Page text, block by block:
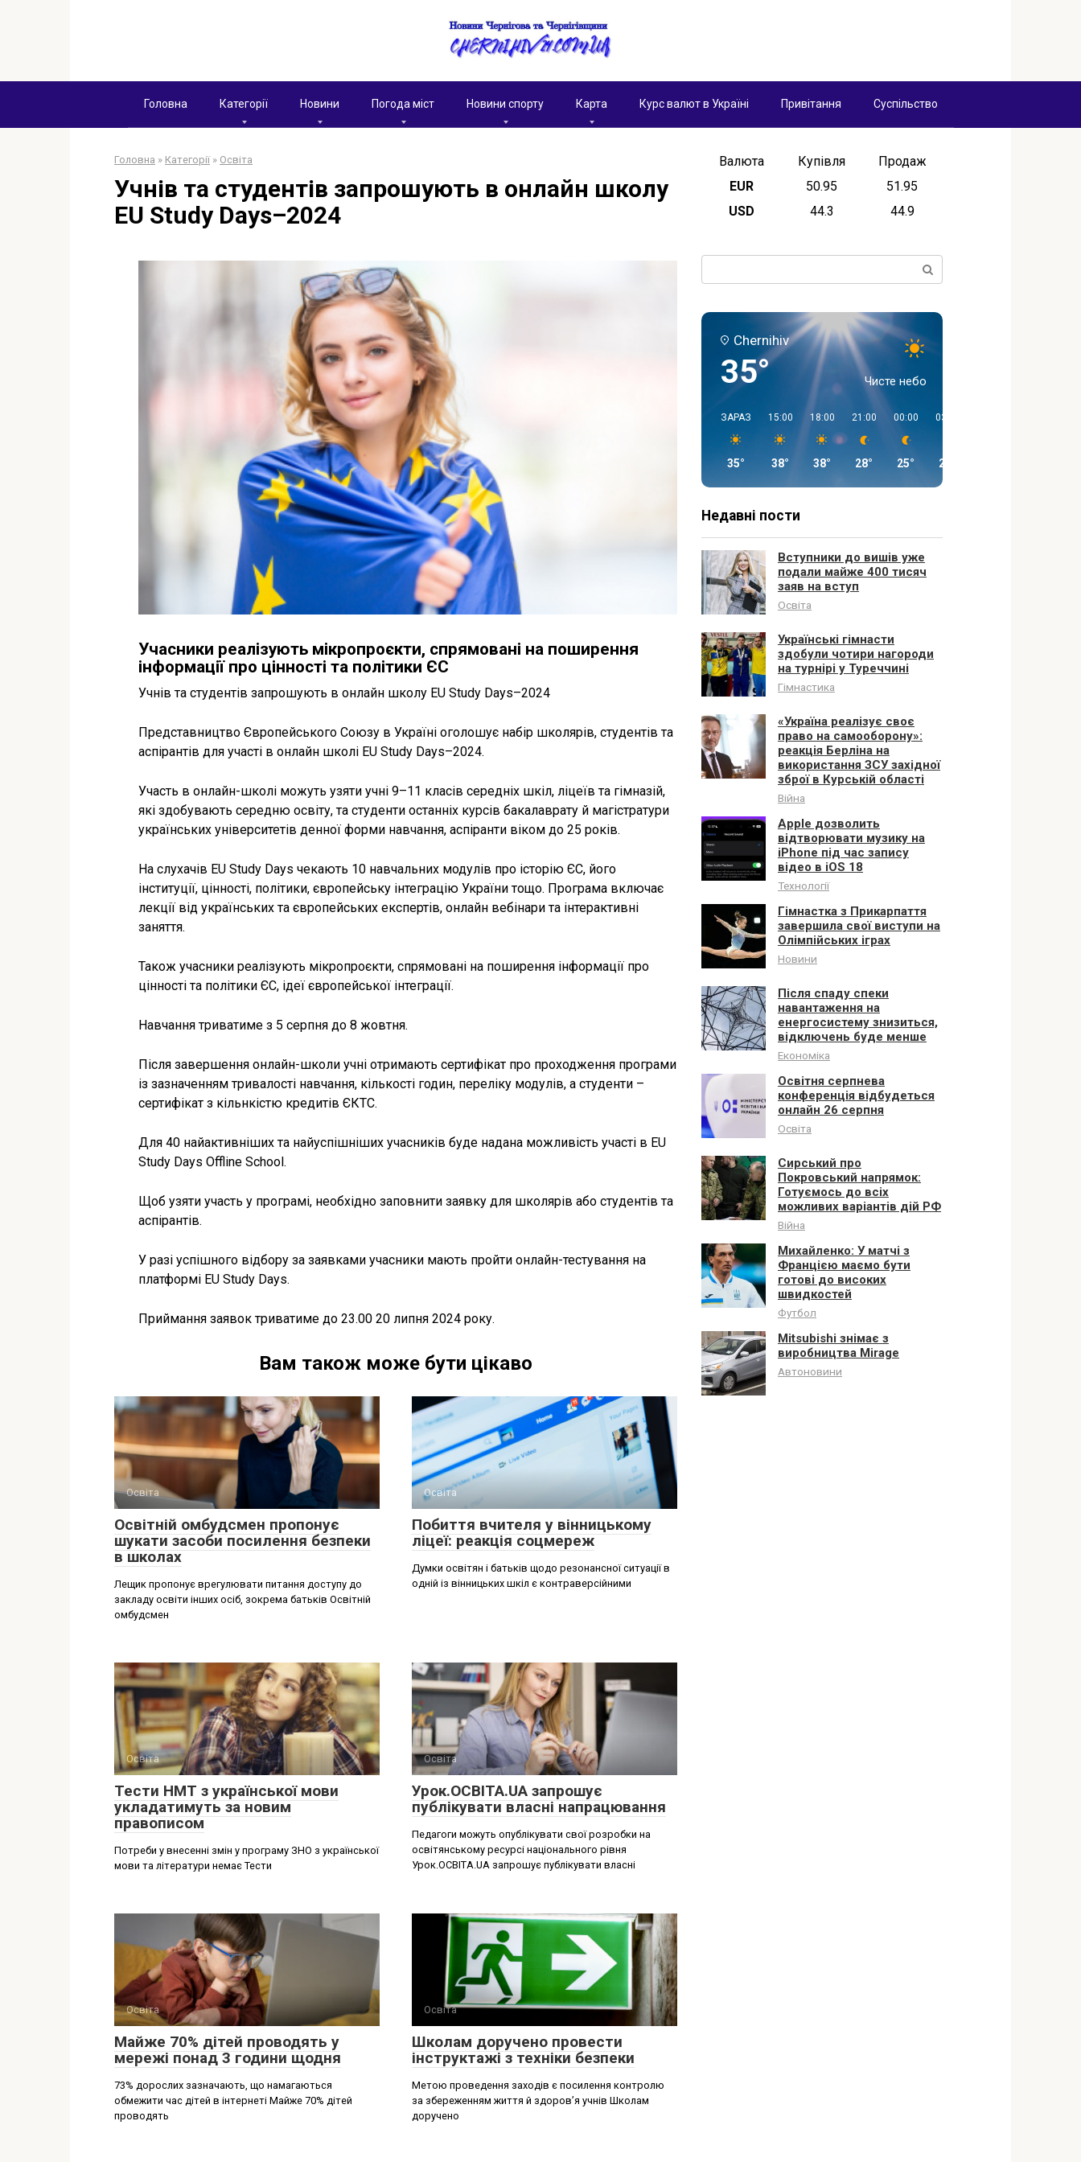
Головна Категорії Новини Погода міст Новини спорту Карта Курс валют в Україні Привітання Суспільство
Головна » Категорії » Освіта
Учнів та студентів запрошують в онлайн школу
EU Study Days–2024
Учасники реалізують мікропроєкти, спрямовані на поширення
інформації про цінності та політики ЄС
Учнів та студентів запрошують в онлайн школу EU Study Days–2024
Представництво Європейського Союзу в Україні оголошує набір школярів, студентів та
аспірантів для участі в онлайн школі EU Study Days–2024.
Участь в онлайн-школі можуть узяти учні 9–11 класів середніх шкіл, ліцеїв та гімназій,
які здобувають середню освіту, та студенти останніх курсів бакалаврату й магістратури
українських університетів денної форми навчання, аспіранти віком до 25 років.
На слухачів EU Study Days чекають 10 навчальних модулів про історію ЄС, його
інституції, цінності, політики, європейську інтеграцію України тощо. Програма включає
лекції від українських та європейських експертів, онлайн вебінари та інтерактивні
заняття.
Також учасники реалізують мікропроєкти, спрямовані на поширення інформації про
цінності та політики ЄС, ідеї європейської інтеграції.
Навчання триватиме з 5 серпня до 8 жовтня.
Після завершення онлайн-школи учні отримають сертифікат про проходження програми
із зазначенням тривалості навчання, кількості годин, переліку модулів, а студенти –
сертифікат з кільнкістю кредитів ЄКТС.
Для 40 найактивніших та найуспішніших учасників буде надана можливість участі в EU
Study Days Offline School.
Щоб узяти участь у програмі, необхідно заповнити заявку для школярів або студентів та
аспірантів.
У разі успішного відбору за заявками учасники мають пройти онлайн-тестування на
платформі EU Study Days.
Приймання заявок триватиме до 23.00 20 липня 2024 року.
Вам також може бути цікаво
Освіта
Освітній омбудсмен пропонує
шукати засоби посилення безпеки
в школах
Лещик пропонує врегулювати питання доступу до
закладу освіти інших осіб, зокрема батьків Освітній
омбудсмен
Освіта
Побиття вчителя у вінницькому
ліцеї: реакція соцмереж
Думки освітян і батьків щодо резонансної ситуації в
одній із вінницьких шкіл є контраверсійними
Освіта
Тести НМТ з української мови
укладатимуть за новим
правописом
Потреби у внесенні змін у програму ЗНО з української
мови та літератури немає Тести
Освіта
Урок.ОСВІТА.UA запрошує
публікувати власні напрацювання
Педагоги можуть опублікувати свої розробки на
освітянському ресурсі національного рівня
Урок.ОСВІТА.UA запрошує публікувати власні
Освіта
Майже 70% дітей проводять у
мережі понад 3 години щодня
73% дорослих зазначають, що намагаються
обмежити час дітей в інтернеті Майже 70% дітей
проводять
Освіта
Школам доручено провести
інструктажі з техніки безпеки
Метою проведення заходів є посилення контролю
за збереженням життя й здоров’я учнів Школам
доручено
Валюта Купівля
Продаж
EUR
50.95
51.95
USD
44.3 44.9
Chernihiv
35° Чисте небо
ЗАРАЗ
35°
15:00
38°
18:00
38°
21:00
28°
00:00
25°
03:00
24°
Недавні пости
Вступники до вишів уже
подали майже 400 тисяч
заяв на вступ
Освіта
Українські гімнасти
здобули чотири нагороди
на турнірі у Туреччині
Гімнастика
«Україна реалізує своє
право на самооборону»:
реакція Берліна на
використання ЗСУ західної
зброї в Курській області
Війна
Apple дозволить
відтворювати музику на
iPhone під час запису
відео в iOS 18
Технології
Гімнастка з Прикарпаття
завершила свої виступи на
Олімпійських іграх
Новини
Після спаду спеки
навантаження на
енергосистему знизиться,
відключень буде менше
Економіка
Освітня серпнева
конференція відбудеться
онлайн 26 серпня
Освіта
Сирський про
Покровський напрямок:
Готуємось до всіх
можливих варіантів дій РФ
Війна
Михайленко: У матчі з
Францією маємо бути
готові до високих
швидкостей
Футбол
Mitsubishi знімає з
виробництва Mirage
Автоновини